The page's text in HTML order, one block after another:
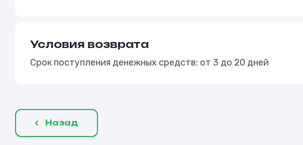
Условия возврата
Срок поступления денежных средств: от 3 до 20 дней
Назад